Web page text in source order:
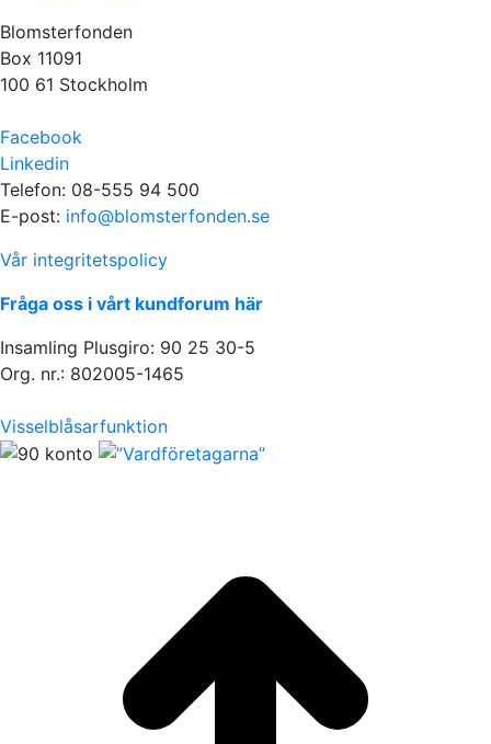
Blomsterfonden
Box 11091
100 61 Stockholm
Facebook
Linkedin
Telefon: 08-555 94 500
E-post: info@blomsterfonden.se
Vår integritetspolicy
Fråga oss i vårt kundforum här
Insamling Plusgiro: 90 25 30-5
Org. nr.: 802005-1465
Visselblåsarfunktion